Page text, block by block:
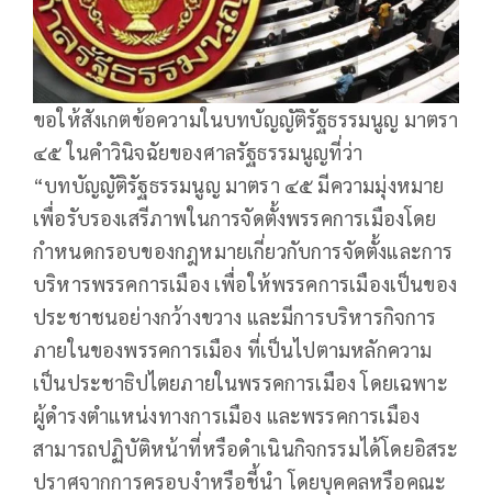
ขอให้สังเกตข้อความในบทบัญญัติรัฐธรรมนูญ มาตรา
๔๕ ในคำวินิจฉัยของศาลรัฐธรรมนูญที่ว่า
“บทบัญญัติรัฐธรรมนูญ มาตรา ๔๕ มีความมุ่งหมาย
เพื่อรับรองเสรีภาพในการจัดตั้งพรรคการเมืองโดย
กำหนดกรอบของกฎหมายเกี่ยวกับการจัดตั้งและการ
บริหารพรรคการเมือง เพื่อให้พรรคการเมืองเป็นของ
ประชาชนอย่างกว้างขวาง และมีการบริหารกิจการ
ภายในของพรรคการเมือง ที่เป็นไปตามหลักความ
เป็นประชาธิปไตยภายในพรรคการเมือง โดยเฉพาะ
ผู้ดำรงตำแหน่งทางการเมือง และพรรคการเมือง
สามารถปฏิบัติหน้าที่หรือดำเนินกิจกรรมได้โดยอิสระ
ปราศจากการครอบงำหรือชี้นำ โดยบุคคลหรือคณะ